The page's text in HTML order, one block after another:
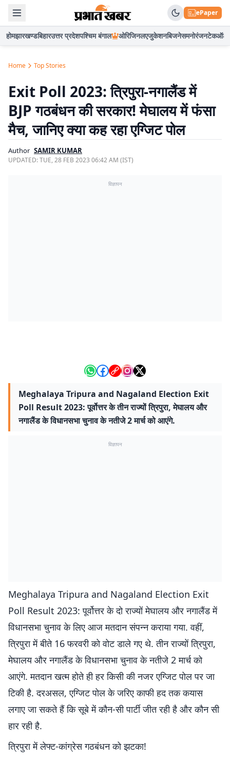
ePaper
होमझारखण्डबिहारउत्तर प्रदेशपश्चिम बंगाल ओरिजिनलएजुकेशनबिजनेसमनोरंजनटेकऑटो
Home Top Stories
Exit Poll 2023: त्रिपुरा-नगालैंड में
BJP गठबंधन की सरकार! मेघालय में फंसा
मैच, जानिए क्या कह रहा एग्जिट पोल
Author SAMIR KUMAR
UPDATED:TUE, 28 FEB 2023 06:42 AM (IST)
विज्ञापन
Meghalaya Tripura and Nagaland Election Exit
Poll Result 2023: पूर्वोत्तर के तीन राज्यों त्रिपुरा, मेघालय और
नगालैंड के विधानसभा चुनाव के नतीजे 2 मार्च को आएंगे.
विज्ञापन
Meghalaya Tripura and Nagaland Election Exit
Poll Result 2023: पूर्वोत्तर के दो राज्यों मेघालय और नगालैंड में
विधानसभा चुनाव के लिए आज मतदान संपन्न कराया गया. वहीं,
त्रिपुरा में बीते 16 फरवरी को वोट डाले गए थे. तीन राज्यों त्रिपुरा,
मेघालय और नगालैंड के विधानसभा चुनाव के नतीजे 2 मार्च को
आएंगे. मतदान खत्म होते ही हर किसी की नजर एग्जिट पोल पर जा
टिकी है. दरअसल, एग्जिट पोल के जरिए काफी हद तक कयास
लगाए जा सकते हैं कि सूबे में कौन-सी पार्टी जीत रही है और कौन सी
हार रही है.
त्रिपुरा में लेफ्ट-कांग्रेस गठबंधन को झटका!